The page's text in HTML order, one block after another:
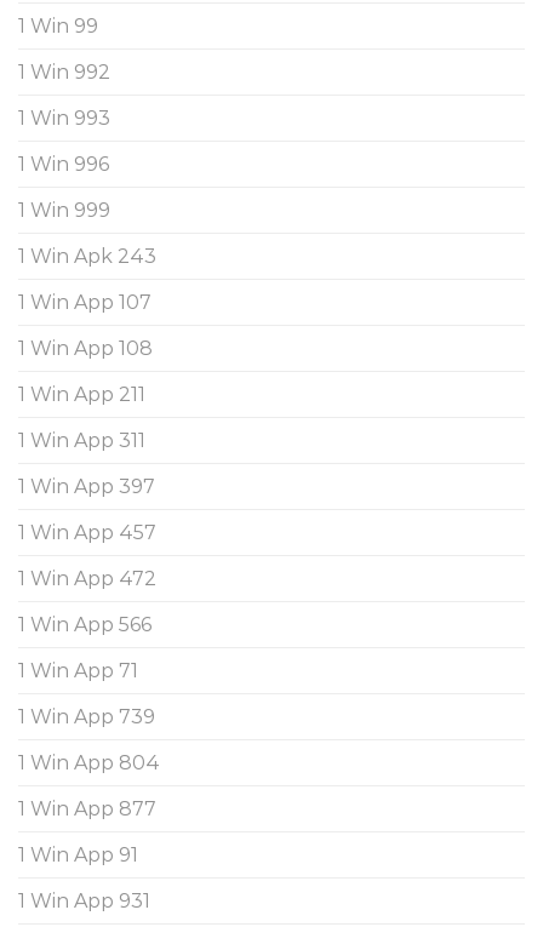
1 Win 99
1 Win 992
1 Win 993
1 Win 996
1 Win 999
1 Win Apk 243
1 Win App 107
1 Win App 108
1 Win App 211
1 Win App 311
1 Win App 397
1 Win App 457
1 Win App 472
1 Win App 566
1 Win App 71
1 Win App 739
1 Win App 804
1 Win App 877
1 Win App 91
1 Win App 931